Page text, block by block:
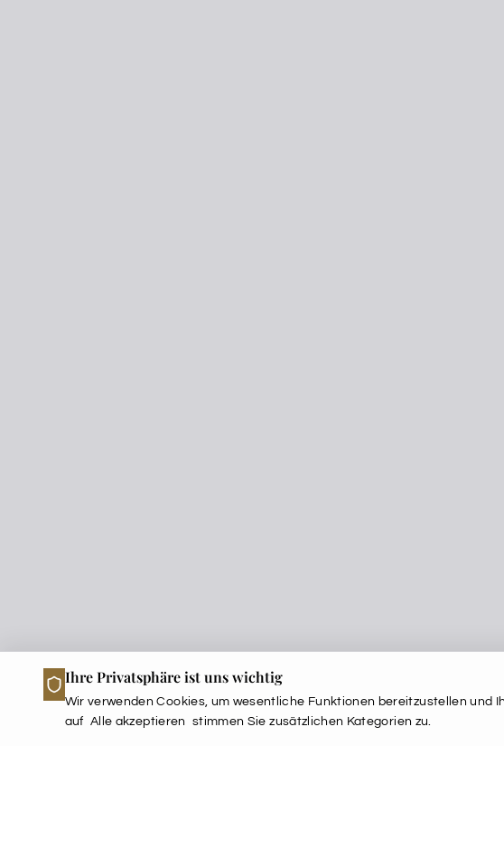
Ihre Privatsphäre ist uns wichtig
Wir verwenden Cookies, um wesentliche Funktionen bereitzustellen und
auf Alle akzeptieren stimmen Sie zusätzlichen Kategorien zu.